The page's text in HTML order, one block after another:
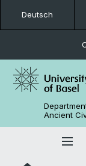
Deutsch
Ancient